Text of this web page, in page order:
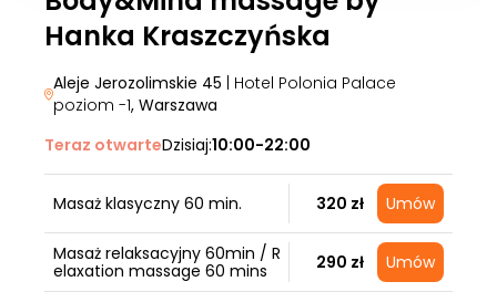
Hanka Kraszczyńska
Aleje Jerozolimskie 45 | Hotel Polonia Palace
poziom -1, Warszawa
Teraz otwarteDzisiaj:10:00-22:00
Masaż klasyczny 60 min. 320 zł Umów
Masaż relaksacyjny 60min / R
elaxation massage 60 mins
290 zł Umów